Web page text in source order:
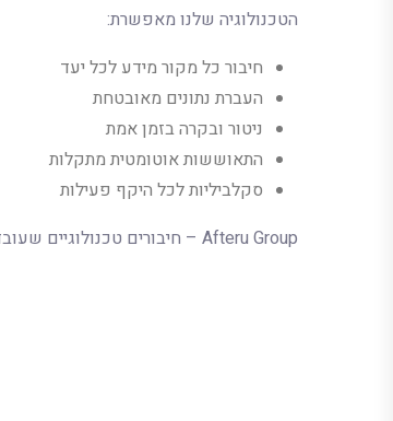
הטכנולוגיה שלנו מאפשרת:
חיבור כל מקור מידע לכל יעד
העברת נתונים מאובטחת
ניטור ובקרה בזמן אמת
התאוששות אוטומטית מתקלות
סקלביליות לכל היקף פעילות
Afteru Group – חיבורים טכנולוגיים שעובדים בשבילך.